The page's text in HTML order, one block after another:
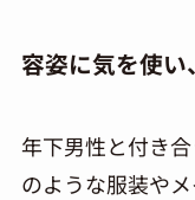
容姿に気を使
年下男性と付き
のような服装や